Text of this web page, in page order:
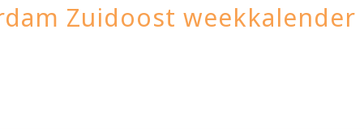
Zuidoost weekkalender